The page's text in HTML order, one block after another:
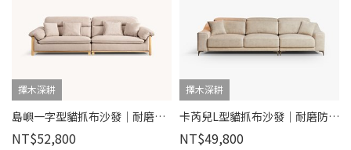
擇木深耕
島嶼一字型貓抓布沙發｜耐磨防潑水 × 可拆洗布套 × 白蠟木扶手 – 擇木深耕
NT$52,800
擇木深耕
卡芮兒L型貓抓布沙發｜耐磨防潑水 × 可調式頭靠 × 可拆洗布套 – 擇木深耕
NT$49,800